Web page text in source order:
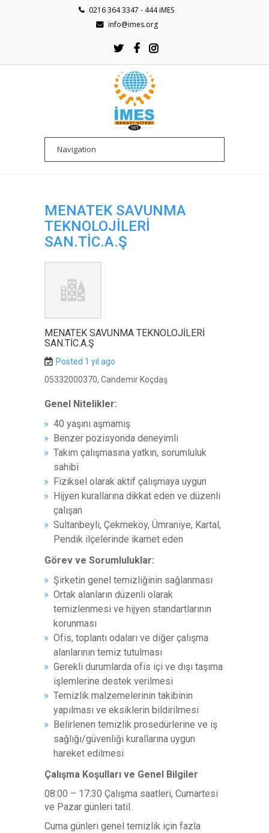
0216 364 3347 - 444 iMES
info@imes.org
MENATEK SAVUNMA
TEKNOLOJİLERİ
SAN.TİC.A.Ş
MENATEK SAVUNMA TEKNOLOJİLERİ
SAN.TİC.A.Ş
Posted 1 yıl ago
05332000370, Candemir Koçdaş
Genel Nitelikler:
40 yaşını aşmamış
Benzer pozisyonda deneyimli
Takım çalışmasına yatkın, sorumluluk
sahibi
Fiziksel olarak aktif çalışmaya uygun
Hijyen kurallarına dikkat eden ve düzenli
çalışan
Sultanbeyli, Çekmeköy, Ümraniye, Kartal,
Pendik ilçelerinde ikamet eden
Görev ve Sorumluluklar:
Şirketin genel temizliğinin sağlanması
Ortak alanların düzenli olarak
temizlenmesi ve hijyen standartlarının
korunması
Ofis, toplantı odaları ve diğer çalışma
alanlarının temiz tutulması
Gerekli durumlarda ofis içi ve dışı taşıma
işlemlerine destek verilmesi
Temizlik malzemelerinin takibinin
yapılması ve eksiklerin bildirilmesi
Belirlenen temizlik prosedürlerine ve iş
sağlığı/güvenliği kurallarına uygun
hareket edilmesi
Çalışma Koşulları ve Genel Bilgiler
08:00 – 17:30 Çalışma saatleri, Cumartesi
ve Pazar günleri tatil.
Cuma günleri genel temizlik için fazla